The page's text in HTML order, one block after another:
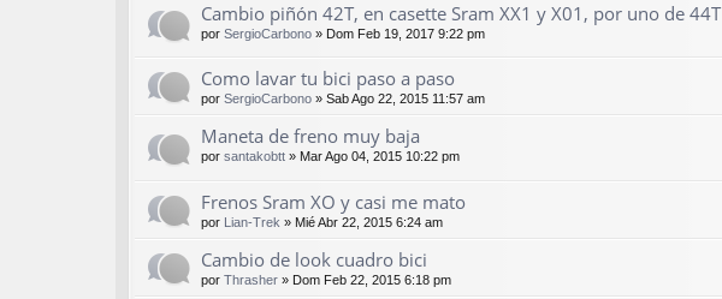
Cambio piñón 42T, en casette Sram XX1 y X01, por uno de 44T
por SergioCarbono » Dom Feb 19, 2017 9:22 pm
Como lavar tu bici paso a paso
por SergioCarbono » Sab Ago 22, 2015 11:57 am
Maneta de freno muy baja
por santakobtt » Mar Ago 04, 2015 10:22 pm
Frenos Sram XO y casi me mato
por Lian-Trek » Mié Abr 22, 2015 6:24 am
Cambio de look cuadro bici
por Thrasher » Dom Feb 22, 2015 6:18 pm